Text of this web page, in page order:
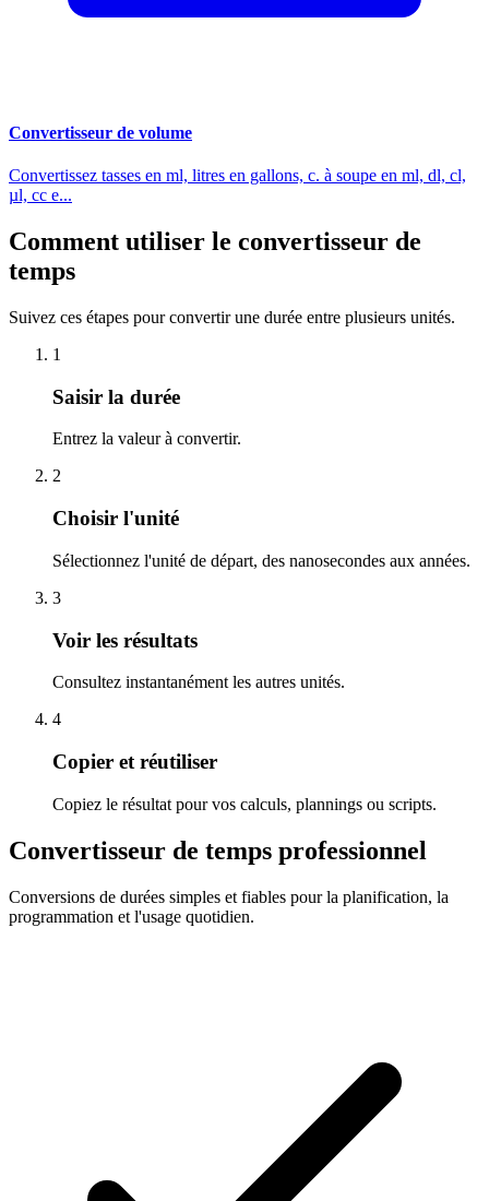
Convertisseur de volume
Convertissez tasses en ml, litres en gallons, c. à soupe en ml, dl, cl,
µl, cc e...
Comment utiliser le convertisseur de
temps
Suivez ces étapes pour convertir une durée entre plusieurs unités.
1
Saisir la durée
Entrez la valeur à convertir.
2
Choisir l'unité
Sélectionnez l'unité de départ, des nanosecondes aux années.
3
Voir les résultats
Consultez instantanément les autres unités.
4
Copier et réutiliser
Copiez le résultat pour vos calculs, plannings ou scripts.
Convertisseur de temps professionnel
Conversions de durées simples et fiables pour la planification, la
programmation et l'usage quotidien.